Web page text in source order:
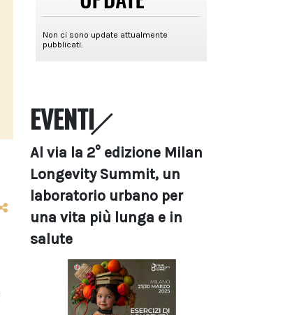
EVENTI
Al via la 2° edizione Milan
Longevity Summit, un
laboratorio urbano per
una vita più lunga e in
salute